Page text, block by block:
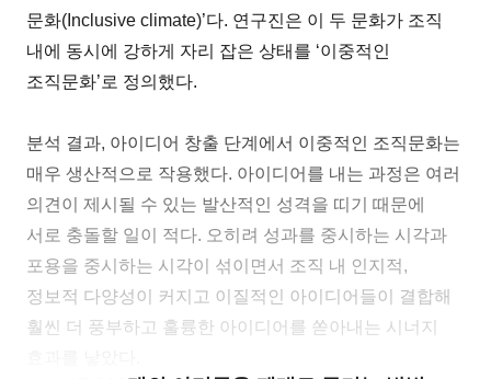
문화(Inclusive climate)’다. 연구진은 이 두 문화가 조직
내에 동시에 강하게 자리 잡은 상태를 ‘이중적인
조직문화’로 정의했다.
분석 결과, 아이디어 창출 단계에서 이중적인 조직문화는
매우 생산적으로 작용했다. 아이디어를 내는 과정은 여러
의견이 제시될 수 있는 발산적인 성격을 띠기 때문에
서로 충돌할 일이 적다. 오히려 성과를 중시하는 시각과
포용을 중시하는 시각이 섞이면서 조직 내 인지적,
정보적 다양성이 커지고 이질적인 아이디어들이 결합해
훨씬 더 풍부하고 훌륭한 아이디어를 쏟아내는 시너지